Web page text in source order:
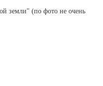
земли" (по фото не очень